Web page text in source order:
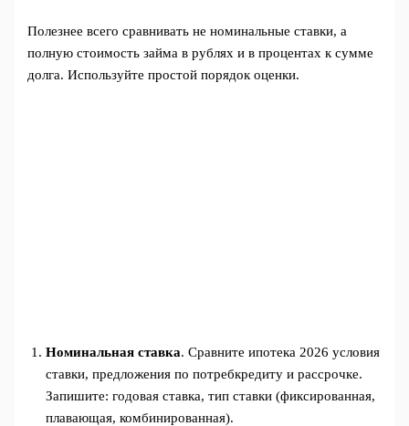
Полезнее всего сравнивать не номинальные ставки, а
полную стоимость займа в рублях и в процентах к сумме
долга. Используйте простой порядок оценки.
Номинальная ставка. Сравните ипотека 2026 условия
ставки, предложения по потребкредиту и рассрочке.
Запишите: годовая ставка, тип ставки (фиксированная,
плавающая, комбинированная).